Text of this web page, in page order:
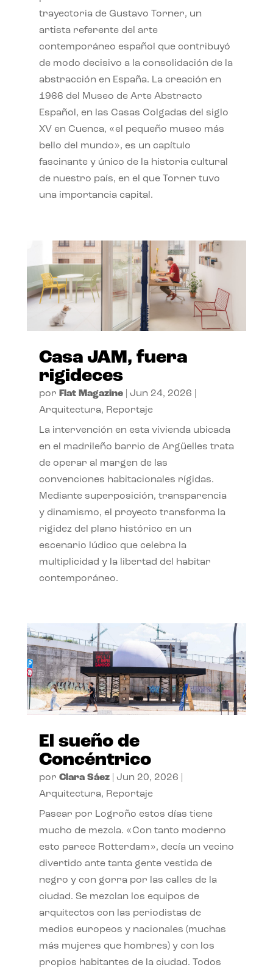
trayectoria de Gustavo Torner, un
artista referente del arte
contemporáneo español que contribuyó
de modo decisivo a la consolidación de la
abstracción en España. La creación en
1966 del Museo de Arte Abstracto
Español, en las Casas Colgadas del siglo
XV en Cuenca, «el pequeño museo más
bello del mundo», es un capítulo
fascinante y único de la historia cultural
de nuestro país, en el que Torner tuvo
una importancia capital.
Casa JAM, fuera
rigideces
por Flat Magazine| Jun 24, 2026
Arquitectura, Reportaje
La intervención en esta vivienda ubicada
en el madrileño barrio de Argüelles trata
de operar al margen de las
convenciones habitacionales rígidas.
Mediante superposición, transparencia
y dinamismo, el proyecto transforma la
rigidez del plano histórico en un
escenario lúdico que celebra la
multiplicidad y la libertad del habitar
contemporáneo.
El sueño de
Concéntrico
por Clara Sáez| Jun 20, 2026
Arquitectura, Reportaje
Pasear por Logroño estos días tiene
mucho de mezcla. «Con tanto moderno
esto parece Rotterdam», decía un vecino
divertido ante tanta gente vestida de
negro y con gorra por las calles de la
ciudad. Se mezclan los equipos de
arquitectos con las periodistas de
medios europeos y nacionales (muchas
más mujeres que hombres) y con los
propios habitantes de la ciudad. Todos